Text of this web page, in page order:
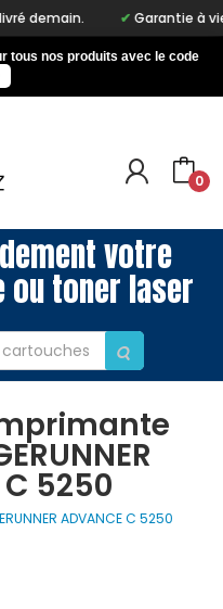
Garantie à vie
tous nos produits avec le code
0
votre
toner laser
C 5250
ADVANCE C 5250